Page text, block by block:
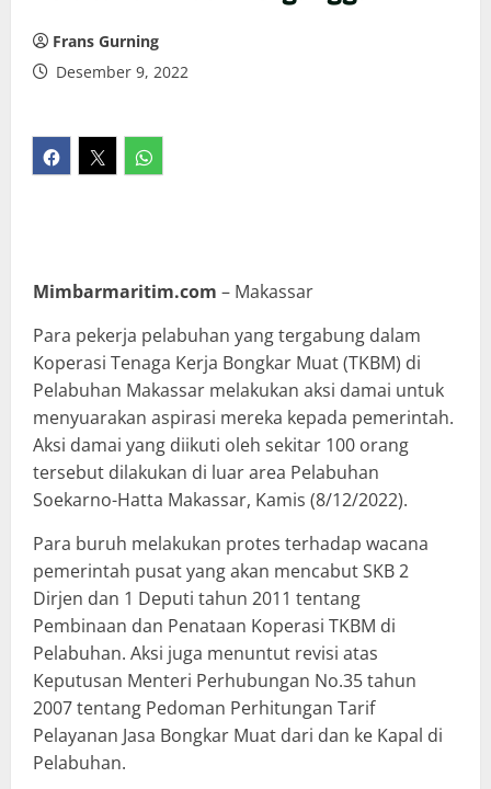
Frans Gurning
Desember 9, 2022
Mimbarmaritim.com – Makassar
Para pekerja pelabuhan yang tergabung dalam
Koperasi Tenaga Kerja Bongkar Muat (TKBM) di
Pelabuhan Makassar melakukan aksi damai untuk
menyuarakan aspirasi mereka kepada pemerintah.
Aksi damai yang diikuti oleh sekitar 100 orang
tersebut dilakukan di luar area Pelabuhan
Soekarno-Hatta Makassar, Kamis (8/12/2022).
Para buruh melakukan protes terhadap wacana
pemerintah pusat yang akan mencabut SKB 2
Dirjen dan 1 Deputi tahun 2011 tentang
Pembinaan dan Penataan Koperasi TKBM di
Pelabuhan. Aksi juga menuntut revisi atas
Keputusan Menteri Perhubungan No.35 tahun
2007 tentang Pedoman Perhitungan Tarif
Pelayanan Jasa Bongkar Muat dari dan ke Kapal di
Pelabuhan.